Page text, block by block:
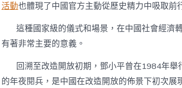
活動也體現了中國官方主動從歷史精力中吸取前
這種國家級的儀式和場景，在中國社會經濟
有著非常主要的意義。
回溯至改造開放初期，鄧小平曾在1984年
的年夜閱兵，是中國在改造開放的佈景下初次